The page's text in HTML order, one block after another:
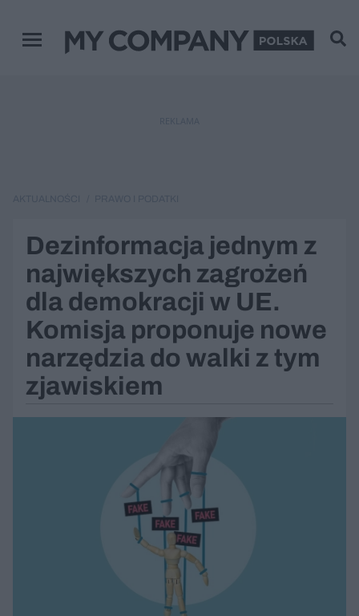
Menu główne
Dezinformacja jednym z
największych zagrożeń
dla demokracji w UE.
Komisja proponuje nowe
narzędzia do walki z tym
zjawiskiem